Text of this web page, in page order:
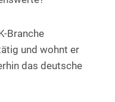
Branche
und wohnt er
das deutsche